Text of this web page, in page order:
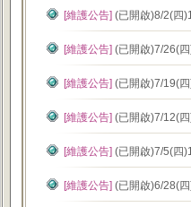
[維護公告] (已開啟)8/2(四
[維護公告] (已開啟)7/26(
[維護公告] (已開啟)7/19(
[維護公告] (已開啟)7/12(
[維護公告] (已開啟)7/5(四
[維護公告] (已開啟)6/28(